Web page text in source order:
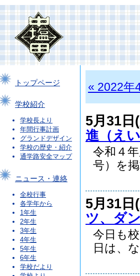
トップページ
学校紹介
学校長より
年間行事計画
グランドデザイン
学校の歴史・紹介
通学路安全マップ
ニュース・連絡
全校行事
各学年から
1年生
2年生
3年生
4年生
5年生
6年生
学校だより
« 2022年
5月31日
進（え
令和４
号）を
5月31日
ツ、ダ
今日も
日は、